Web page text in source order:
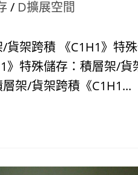
/ D擴展空間
/貨架跨積 《C1H1》特
》特殊儲存：積層架/
架/貨架跨積《C1H1...